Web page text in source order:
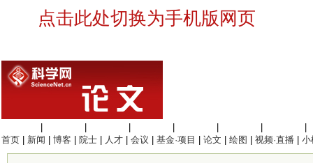
点击此处切换为手机版网页
首页
新闻 博客 院士 人才 会议 基金·项目 论文 绘图 视频·直播 小